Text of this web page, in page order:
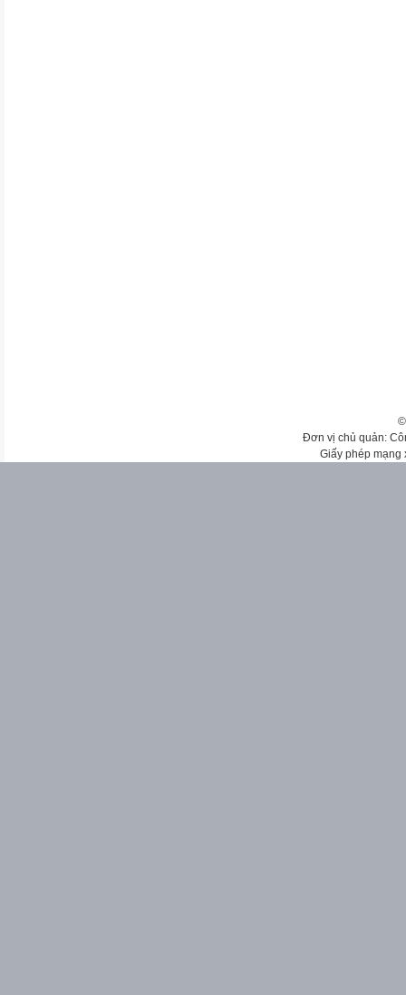
Đơn vị chủ quản:
Giấy phép mạng